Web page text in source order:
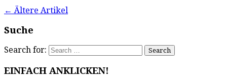
← Ältere Artikel
Suche
Search for:
EINFACH ANKLICKEN!